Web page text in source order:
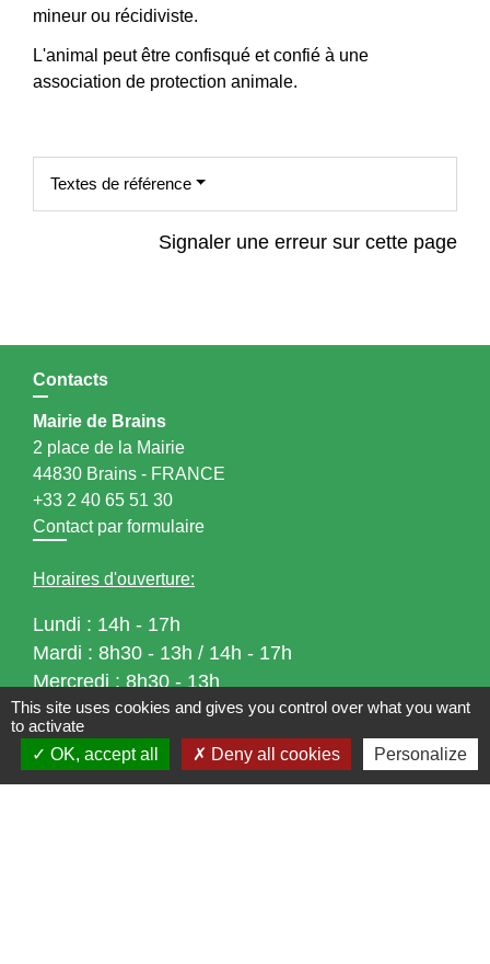
mineur ou récidiviste.
L'animal peut être confisqué et confié à une
association de protection animale.
Textes de référence
Signaler une erreur sur cette page
Contacts
Mairie de Brains
2 place de la Mairie
44830 Brains - FRANCE
+33 2 40 65 51 30
Contact par formulaire
Horaires d'ouverture:
Lundi : 14h - 17h
Mardi : 8h30 - 13h / 14h - 17h
Mercredi : 8h30 - 13h
Jeudi : 8h30 - 13h
Vendredi : 8h30 - 13h / 14h - 17h
This site uses cookies and gives you control over what you want
to activate
OK, accept all
Deny all cookies Personalize